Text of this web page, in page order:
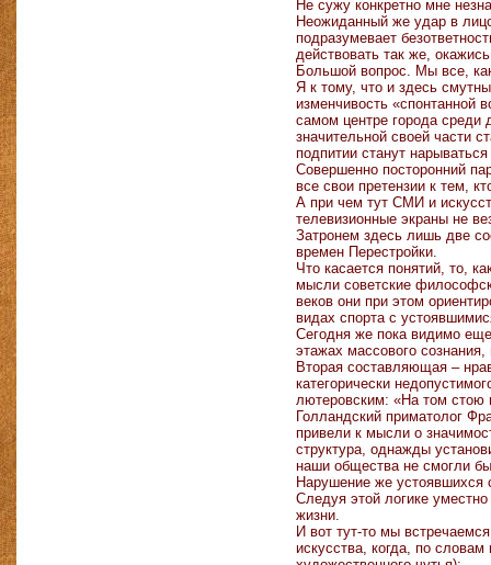
Не сужу конкретно мне
Неожиданный же удар в
подразумевает
действовать так же,
Большой вопрос. Мы все,
Я к тому, что и здесь
изменчивость «спонтанной
самом центре города среди
значительной своей части
подпитии станут
Совершенно посторонний
все свои претензии к тем,
А при чем тут СМИ и
телевизионные экраны не
Затронем здесь лишь две
времен Перестройки.
Что касается понятий, то,
мысли советские
веков они при этом
видах спорта с
Сегодня же пока видимо
этажах массового
Вторая составляющая –
категорически
лютеровским: «На том стою
Голландский приматолог
привели к мысли о
структура, однажды
наши общества не смогли
Нарушение же устоявшихся
Следуя этой логике
жизни.
И вот тут-то мы
искусства, когда, по